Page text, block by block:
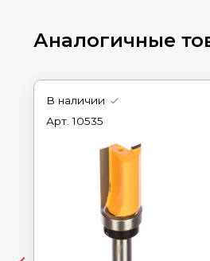
Аналогичные
В наличии
Арт.10535